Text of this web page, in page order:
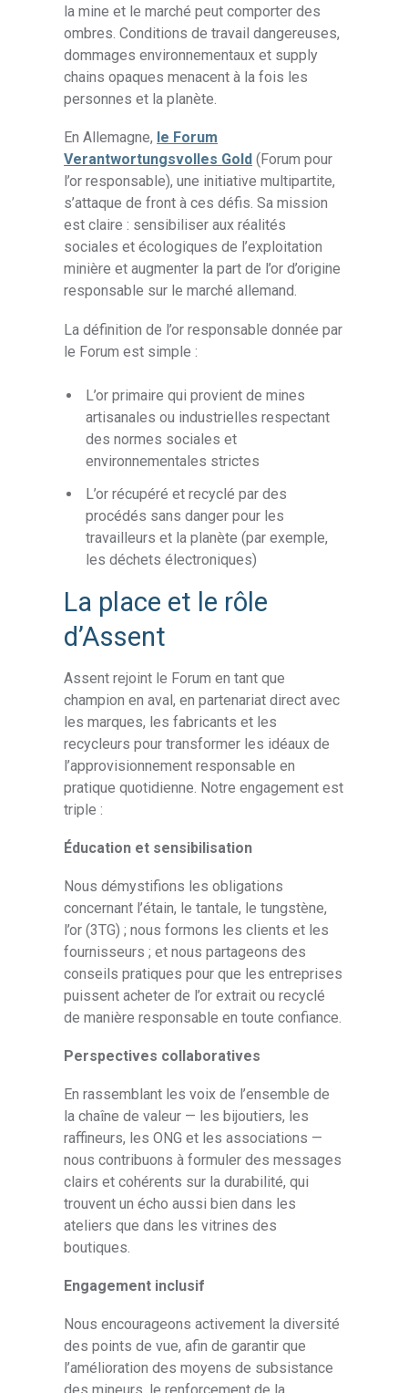
la mine et le marché peut comporter des
ombres. Conditions de travail dangereuses,
dommages environnementaux et supply
chains opaques menacent à la fois les
personnes et la planète.
En Allemagne, le Forum
Verantwortungsvolles Gold (Forum pour
l’or responsable), une initiative multipartite,
s’attaque de front à ces défis. Sa mission
est claire : sensibiliser aux réalités
sociales et écologiques de l’exploitation
minière et augmenter la part de l’or d’origine
responsable sur le marché allemand.
La définition de l’or responsable donnée par
le Forum est simple :
L’or primaire qui provient de mines
artisanales ou industrielles respectant
des normes sociales et
environnementales strictes
L’or récupéré et recyclé par des
procédés sans danger pour les
travailleurs et la planète (par exemple,
les déchets électroniques)
La place et le rôle
d’Assent
Assent rejoint le Forum en tant que
champion en aval, en partenariat direct avec
les marques, les fabricants et les
recycleurs pour transformer les idéaux de
l’approvisionnement responsable en
pratique quotidienne. Notre engagement est
triple :
Éducation et sensibilisation
Nous démystifions les obligations
concernant l’étain, le tantale, le tungstène,
l’or (3TG) ; nous formons les clients et les
fournisseurs ; et nous partageons des
conseils pratiques pour que les entreprises
puissent acheter de l’or extrait ou recyclé
de manière responsable en toute confiance.
Perspectives collaboratives
En rassemblant les voix de l’ensemble de
la chaîne de valeur — les bijoutiers, les
raffineurs, les ONG et les associations —
nous contribuons à formuler des messages
clairs et cohérents sur la durabilité, qui
trouvent un écho aussi bien dans les
ateliers que dans les vitrines des
boutiques.
Engagement inclusif
Nous encourageons activement la diversité
des points de vue, afin de garantir que
l’amélioration des moyens de subsistance